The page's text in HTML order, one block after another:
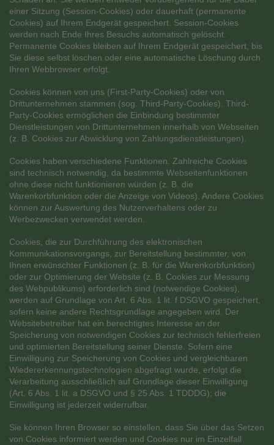
einer Sitzung (Session-Cookies) oder dauerhaft (permanente
Cookies) auf Ihrem Endgerät gespeichert. Session-Cookies
werden nach Ende Ihres Besuchs automatisch gelöscht.
Permanente Cookies bleiben auf Ihrem Endgerät gespeichert, bis
Sie diese selbst löschen oder eine automatische Löschung durch
Ihren Webbrowser erfolgt.
Cookies können von uns (First-Party-Cookies) oder von
Drittunternehmen stammen (sog. Third-Party-Cookies). Third-
Party-Cookies ermöglichen die Einbindung bestimmter
Dienstleistungen von Drittunternehmen innerhalb von Webseiten
(z. B. Cookies zur Abwicklung von Zahlungsdienstleistungen).
Cookies haben verschiedene Funktionen. Zahlreiche Cookies
sind technisch notwendig, da bestimmte Webseitenfunktionen
ohne diese nicht funktionieren würden (z. B. die
Warenkorbfunktion oder die Anzeige von Videos). Andere Cookies
können zur Auswertung des Nutzerverhaltens oder zu
Werbezwecken verwendet werden.
Cookies, die zur Durchführung des elektronischen
Kommunikationsvorgangs, zur Bereitstellung bestimmter, von
Ihnen erwünschter Funktionen (z. B. für die Warenkorbfunktion)
oder zur Optimierung der Website (z. B. Cookies zur Messung
des Webpublikums) erforderlich sind (notwendige Cookies),
werden auf Grundlage von Art. 6 Abs. 1 lit. f DSGVO gespeichert,
sofern keine andere Rechtsgrundlage angegeben wird. Der
Websitebetreiber hat ein berechtigtes Interesse an der
Speicherung von notwendigen Cookies zur technisch fehlerfreien
und optimierten Bereitstellung seiner Dienste. Sofern eine
Einwilligung zur Speicherung von Cookies und vergleichbaren
Wiedererkennungstechnologien abgefragt wurde, erfolgt die
Verarbeitung ausschließlich auf Grundlage dieser Einwilligung
(Art. 6 Abs. 1 lit. a DSGVO und § 25 Abs. 1 TDDDG); die
Einwilligung ist jederzeit widerrufbar.
Sie können Ihren Browser so einstellen, dass Sie über das Setzen
von Cookies informiert werden und Cookies nur im Einzelfall